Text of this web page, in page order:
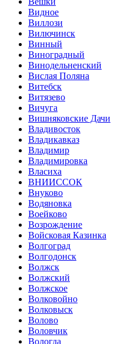
Видное
Виллози
Вилючинск
Винный
Виноградный
Винодельненский
Вислая Поляна
Витебск
Витязево
Вичуга
Вишняковские Дачи
Владивосток
Владикавказ
Владимир
Владимировка
Власиха
ВНИИССОК
Внуково
Водяновка
Воейково
Возрождение
Войсковая Казинка
Волгоград
Волгодонск
Волжск
Волжский
Волжское
Волковойно
Волковыск
Волово
Воловчик
Вологда